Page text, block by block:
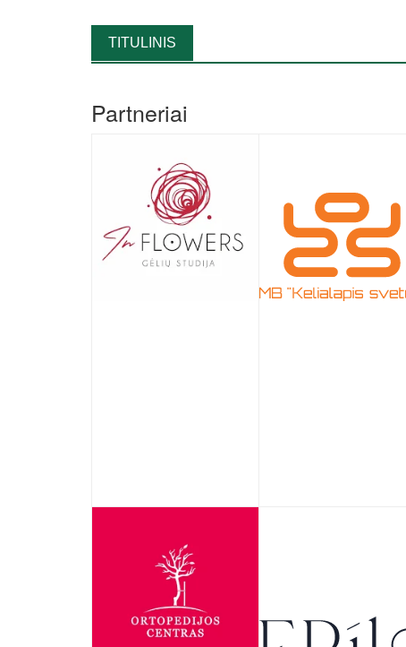
TITULINIS
Partneriai